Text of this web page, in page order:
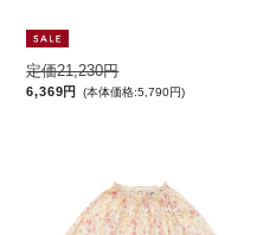
定価21,230円
6,369円 (本体価格:5,790円)